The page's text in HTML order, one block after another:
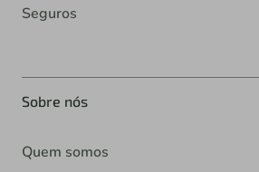
Seguros
Sobre nós
Quem somos